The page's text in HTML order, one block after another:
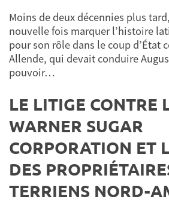
Moins de deux décennies plus
nouvelle fois marquer l’histoire
pour son rôle dans le coup d’État
Allende, qui devait conduire
pouvoir…
LE LITIGE CONTRE
WARNER SUGAR
CORPORATION ET
DES
TERRIENS NORD-